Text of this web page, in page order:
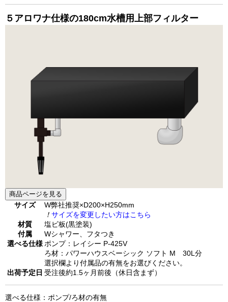
５ アロワナ仕様の180cm水槽用 上部フィルター
商品ページを見る
サイズ
W弊社推奨×D200×H250mm
！ サイズを変更したい方はこちら
材質
塩ビ板(黒塗装)
付属
Wシャワー、フタつき
選べる仕様 ポンプ：レイシー P-425V
ろ材：パワーハウスベーシック ソフト M 30L分
選択欄より付属品の有無をお選びください。
出荷予定日 受注後約1.5ヶ月前後（休日含まず）
選べる仕様：ポンプ/ろ材の有無